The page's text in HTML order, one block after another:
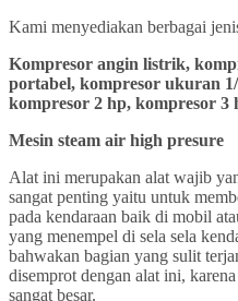
Kami menyediakan berbagai
Kompresor angin listrik,
portabel, kompresor ukuran
kompresor 2 hp, kompresor 3
Mesin steam air high presure
Alat ini merupakan alat wajib
sangat penting yaitu untuk
pada kendaraan baik di mobil
yang menempel di sela sela
bahwakan bagian yang sulit
disemprot dengan alat ini,
sangat besar.